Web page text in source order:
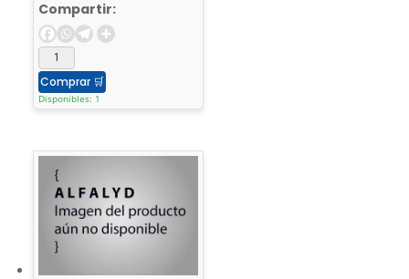
Compartir:
Comprar 🛒
Disponibles: 1